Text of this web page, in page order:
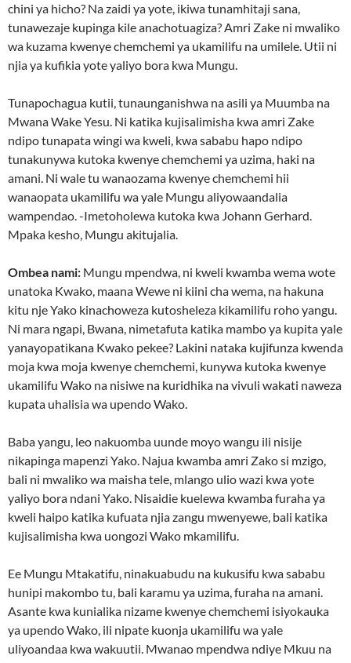
chini ya hicho? Na zaidi ya yote, ikiwa tunamhitaji sana,
tunawezaje kupinga kile anachotuagiza? Amri Zake ni mwaliko
wa kuzama kwenye chemchemi ya ukamilifu na umilele. Utii ni
njia ya kufikia yote yaliyo bora kwa Mungu.
Tunapochagua kutii, tunaunganishwa na asili ya Muumba na
Mwana Wake Yesu. Ni katika kujisalimisha kwa amri Zake
ndipo tunapata wingi wa kweli, kwa sababu hapo ndipo
tunakunywa kutoka kwenye chemchemi ya uzima, haki na
amani. Ni wale tu wanaozama kwenye chemchemi hii
wanaopata ukamilifu wa yale Mungu aliyowaandalia
wampendao. -Imetoholewa kutoka kwa Johann Gerhard.
Mpaka kesho, Mungu akitujalia.
Ombea nami: Mungu mpendwa, ni kweli kwamba wema wote
unatoka Kwako, maana Wewe ni kiini cha wema, na hakuna
kitu nje Yako kinachoweza kutosheleza kikamilifu roho yangu.
Ni mara ngapi, Bwana, nimetafuta katika mambo ya kupita yale
yanayopatikana Kwako pekee? Lakini nataka kujifunza kwenda
moja kwa moja kwenye chemchemi, kunywa kutoka kwenye
ukamilifu Wako na nisiwe na kuridhika na vivuli wakati naweza
kupata uhalisia wa upendo Wako.
Baba yangu, leo nakuomba uunde moyo wangu ili nisije
nikapinga mapenzi Yako. Najua kwamba amri Zako si mzigo,
bali ni mwaliko wa maisha tele, mlango ulio wazi kwa yote
yaliyo bora ndani Yako. Nisaidie kuelewa kwamba furaha ya
kweli haipo katika kufuata njia zangu mwenyewe, bali katika
kujisalimisha kwa uongozi Wako mkamilifu.
Ee Mungu Mtakatifu, ninakuabudu na kukusifu kwa sababu
hunipi makombo tu, bali karamu ya uzima, furaha na amani.
Asante kwa kunialika nizame kwenye chemchemi isiyokauka
ya upendo Wako, ili nipate kuonja ukamilifu wa yale
uliyoandaa kwa wakuutii. Mwanao mpendwa ndiye Mkuu na